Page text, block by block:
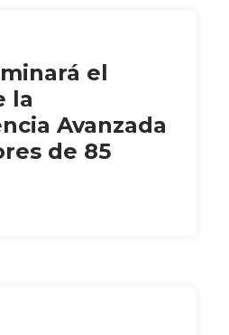
el
la
Avanzada
de 85